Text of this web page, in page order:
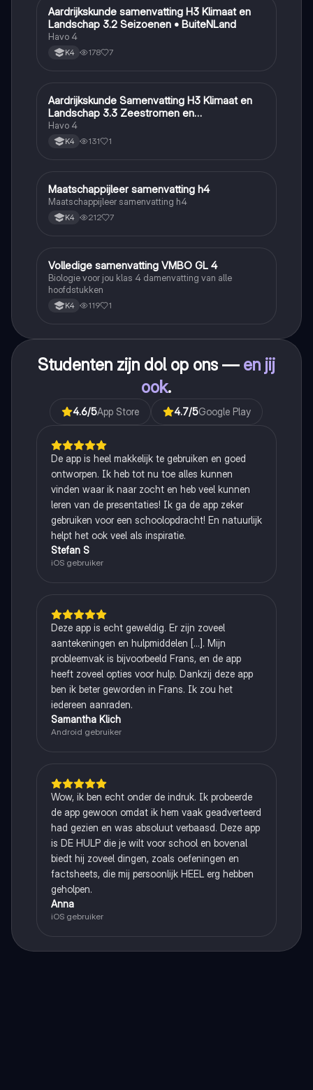
Aardrijkskunde
Aardrijkskunde samenvatting H3 Klimaat en
Landschap 3.2 Seizoenen • BuiteNLand
Havo 4
K4 178 7
Aardrijkskunde
Aardrijkskunde Samenvatting H3 Klimaat en
Landschap 3.3 Zeestromen en
Klimaatgebieden • BuiteNLand
Havo 4
K4 131 1
Maatschappijleer
Maatschappijleer samenvatting h4
Maatschappijleer samenvatting h4
K4 212 7
Biologie
Volledige samenvatting VMBO GL 4
Biologie voor jou klas 4 damenvatting van alle
hoofdstukken
K4 119 1
Studenten zijn dol op ons — en jij
ook.
4.6/5App Store 4.7/5Google Play
De app is heel makkelijk te gebruiken en goed
ontworpen. Ik heb tot nu toe alles kunnen
vinden waar ik naar zocht en heb veel kunnen
leren van de presentaties! Ik ga de app zeker
gebruiken voor een schoolopdracht! En natuurlijk
helpt het ook veel als inspiratie.
Stefan S
iOS gebruiker
Deze app is echt geweldig. Er zijn zoveel
aantekeningen en hulpmiddelen [...]. Mijn
probleemvak is bijvoorbeeld Frans, en de app
heeft zoveel opties voor hulp. Dankzij deze app
ben ik beter geworden in Frans. Ik zou het
iedereen aanraden.
Samantha Klich
Android gebruiker
Wow, ik ben echt onder de indruk. Ik probeerde
de app gewoon omdat ik hem vaak geadverteerd
had gezien en was absoluut verbaasd. Deze app
is DE HULP die je wilt voor school en bovenal
biedt hij zoveel dingen, zoals oefeningen en
factsheets, die mij persoonlijk HEEL erg hebben
geholpen.
Anna
iOS gebruiker